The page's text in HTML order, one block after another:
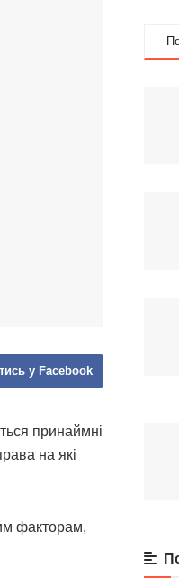
у Facebook
принаймні
на які
факторам,